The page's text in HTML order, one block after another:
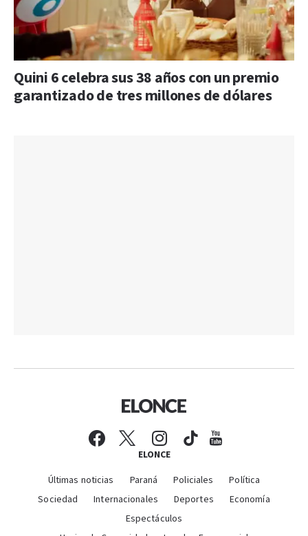
Quini 6 celebra sus 38 años con un premio
garantizado de tres millones de dólares
ELONCE
Últimas noticias Paraná Policiales
Política
Sociedad
Internacionales Deportes
Economía
Espectáculos